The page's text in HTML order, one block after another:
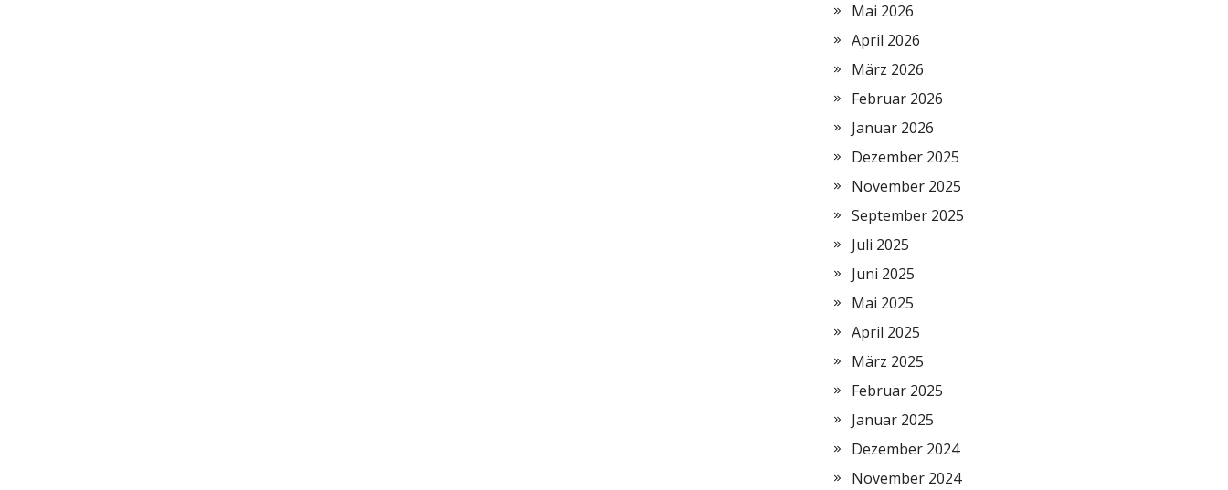
Mai 2026
April 2026
März 2026
Februar 2026
Januar 2026
Dezember 2025
November 2025
September 2025
Juli 2025
Juni 2025
Mai 2025
April 2025
März 2025
Februar 2025
Januar 2025
Dezember 2024
November 2024